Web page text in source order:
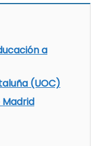
a
(UOC)
Madrid